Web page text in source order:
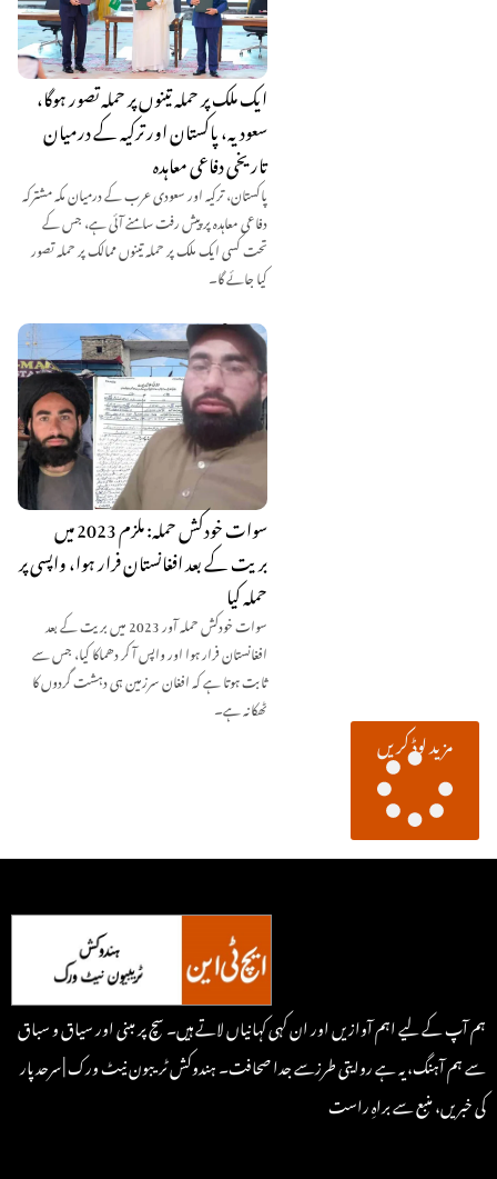
ایک ملک پر حملہ تینوں پر حملہ تصور ہوگا،
سعودیہ، پاکستان اور ترکیہ کے درمیان
تاریخی دفاعی معاہدہ
پاکستان، ترکیہ اور سعودی عرب کے درمیان مکہ مشترکہ
دفاعی معاہدہ پر پیش رفت سامنے آئی ہے، جس کے
تحت کسی ایک ملک پر حملہ تینوں ممالک پر حملہ تصور
کیا جائے گا۔
سوات خودکش حملہ: ملزم 2023 میں
بریت کے بعد افغانستان فرار ہوا، واپسی پر
حملہ کیا
سوات خودکش حملہ آور 2023 میں بریت کے بعد
افغانستان فرار ہوا اور واپس آ کر دھماکا کیا، جس سے
ثابت ہوتا ہے کہ افغان سرزمین ہی دہشت گردوں کا
ٹھکانہ ہے۔
مزید لوڈ کریں
ہم آپ کے لیے اہم آوازیں اور ان کہی کہانیاں لاتے ہیں۔ سچ پر مبنی اور سیاق و سباق
سے ہم آہنگ، یہ ہے روایتی طرزسے جدا صحافت۔ ہندوکش ٹریبون نیٹ ورک | سرحد پار
کی خبریں، منبع سے براہِ راست